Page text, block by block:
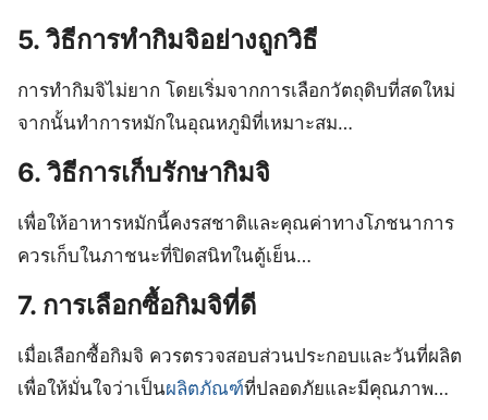
5. วิธีการทำกิมจิอย่างถูกวิธี
การทำกิมจิไม่ยาก โดยเริ่มจากการเลือกวัตถุดิบที่สดใหม่
จากนั้นทำการหมักในอุณหภูมิที่เหมาะสม…
6. วิธีการเก็บรักษากิมจิ
เพื่อให้อาหารหมักนี้คงรสชาติและคุณค่าทางโภชนาการ
ควรเก็บในภาชนะที่ปิดสนิทในตู้เย็น…
7. การเลือกซื้อกิมจิที่ดี
เมื่อเลือกซื้อกิมจิ ควรตรวจสอบส่วนประกอบและวันที่ผลิต
เพื่อให้มั่นใจว่าเป็นผลิตภัณฑ์ที่ปลอดภัยและมีคุณภาพ…